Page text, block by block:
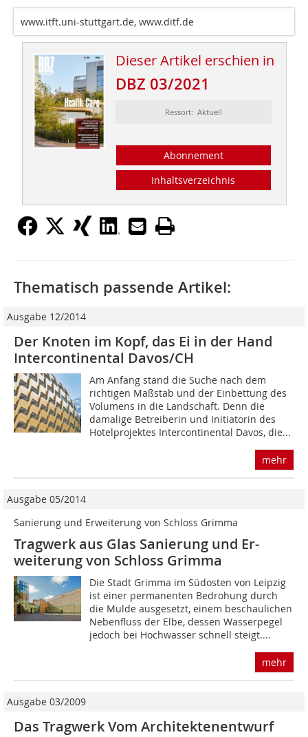
www.itft.uni-stuttgart.de, www.ditf.de
Dieser Artikel erschien in
DBZ 03/2021
Ressort: Aktuell
Abonnement
Inhaltsverzeichnis
Thematisch passende Artikel:
Ausgabe 12/2014
Der Knoten im Kopf, das Ei in der Hand
Intercontinental Davos/CH
Am Anfang stand die Suche nach dem
richtigen Maßstab und der Einbettung des
Volumens in die Landschaft. Denn die
damalige Betreiberin und Initiatorin des
Hotelprojektes Intercontinental Davos, die...
mehr
Ausgabe 05/2014
Sanierung und Erweiterung von Schloss Grimma
Tragwerk aus Glas Sanierung und Er­
weiterung von Schloss Grimma
Die Stadt Grimma im Südosten von Leipzig
ist einer permanenten Bedrohung durch
die Mulde ausgesetzt, einem beschaulichen
Nebenfluss der Elbe, dessen Wasserpegel
jedoch bei Hochwasser schnell steigt....
mehr
Ausgabe 03/2009
Das Tragwerk Vom Architektenentwurf